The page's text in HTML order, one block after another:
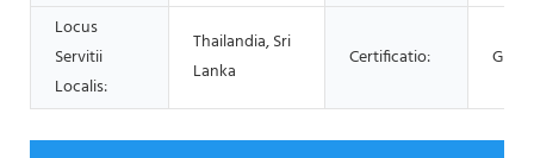
Locus
Servitii
Localis:
Thailandia, Sri
Lanka
Certificatio: